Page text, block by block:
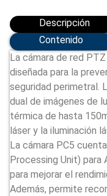
1505550Z50-
A1)
cantidad
Descripción
Contenido
La cámara de red
diseñada para la
seguridad perimetral.
dual de imágenes de
térmica de hasta
láser y la iluminación
La cámara PC5
Processing Unit) para
para mejorar el
Además, permite